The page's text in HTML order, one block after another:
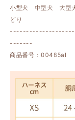
小型犬 中型犬 大型
どり
-------
商品番号：00485al